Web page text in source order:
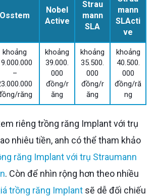
Osstem
Nobel
Active
Strau
mann
SLA
mann
SLActi
ve
khoảng
–
răng
khoảng
39.000.
000
đồng/r
ăng
khoảng
35.500.
000
đồng/r
ăng
khoảng
40.500.
000
đồng/ră
ng
nhiêu tiền, anh có thể tham khảo
răng Implant với trụ Straumann
. Còn để nhìn rộng hơn theo nhiều
trồng răng Implant sẽ dễ đối chiếu